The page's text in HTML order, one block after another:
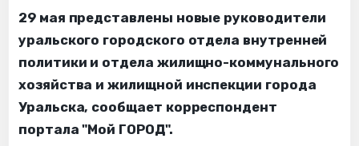
29 мая представлены новые руководители
уральского городского отдела внутренней
политики и отдела жилищно-коммунального
хозяйства и жилищной инспекции города
Уральска, сообщает корреспондент
портала "Мой ГОРОД".